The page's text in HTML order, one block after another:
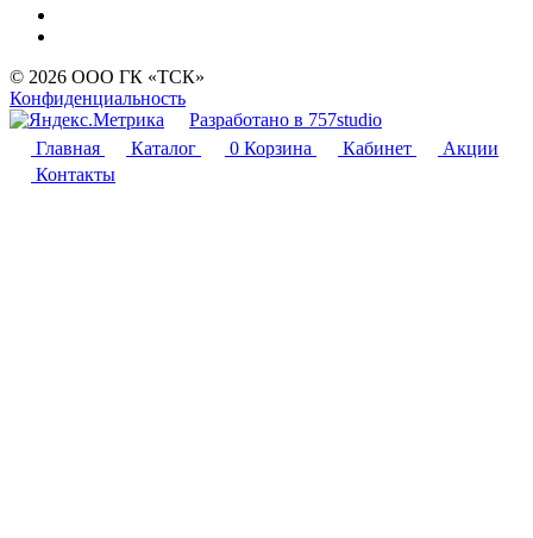
© 2026 ООО ГК «ТСК»
Конфиденциальность
Разработано в 757studio
Главная
Каталог 0 Корзина Кабинет
Акции
Контакты